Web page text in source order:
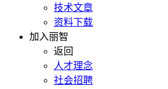
技术文章
资料下载
加入丽智
返回
人才理念
社会招聘